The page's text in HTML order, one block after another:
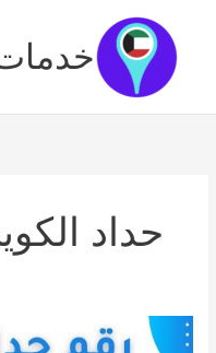
المحتوى
حداد
حداد